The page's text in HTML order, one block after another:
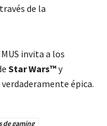
de la
invita a los
Star Wars™y
épica.
de gaming